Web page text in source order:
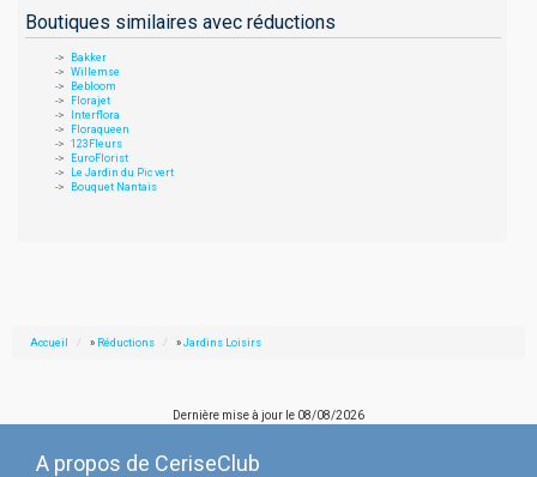
Boutiques similaires avec réductions
Bakker
Willemse
Bebloom
Florajet
Interflora
Floraqueen
123Fleurs
EuroFlorist
Le Jardin du Pic vert
Bouquet Nantais
Accueil » Réductions » Jardins Loisirs
Dernière mise à jour le 08/08/2026
A propos de CeriseClub